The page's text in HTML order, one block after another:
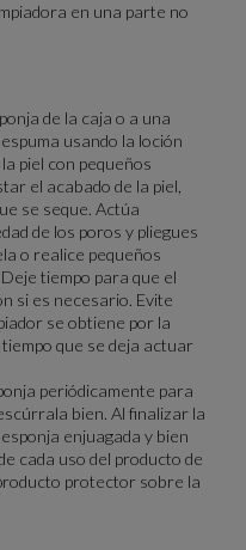
en una parte no
de la caja o a una
usando la loción
piel con pequeños
el acabado de la piel,
se seque. Actúa
de los poros y pliegues
o realice pequeños
tiempo para que el
si es necesario. Evite
se obtiene por la
que se deja actuar
periódicamente para
bien. Al finalizar la
enjuagada y bien
cada uso del producto de
protector sobre la